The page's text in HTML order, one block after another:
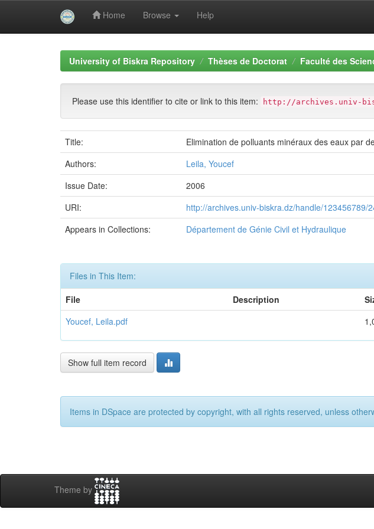
Home Browse Help
University of Biskra Repository Thèses de Doctorat Faculté des
Please use this identifier to cite or link to this item: http://archives.univ-
Title:
Elimination de polluants minéraux des eaux par
Authors:
Leila, Youcef
Issue Date:
2006
URI:
http://archives.univ-biskra.dz/handle/123456789/
Appears in Collections:
Département de Génie Civil et Hydraulique
Files in This Item:
File
Description
Youcef, Leila.pdf
Show full item record
Items in DSpace are protected by copyright, with all rights reserved, unless
Theme by